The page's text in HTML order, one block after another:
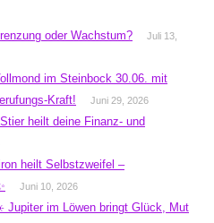
oder Wachstum?
Juli 13,
im Steinbock 30.06. mit
Kraft!
Juni 29, 2026
heilt deine Finanz- und
heilt Selbstzweifel –
Juni 10, 2026
Jupiter im Löwen bringt Glück, Mut